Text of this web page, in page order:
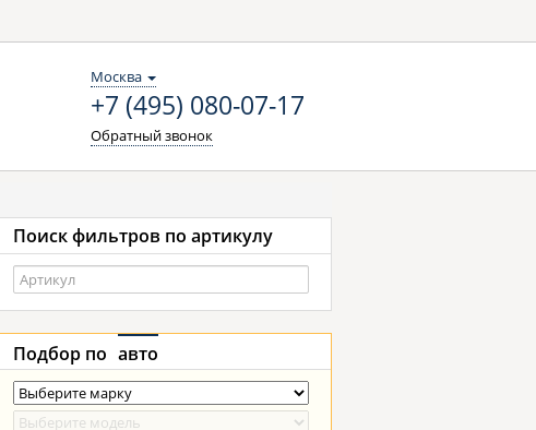
Москва
+7 (495) 080-07-17
Обратный звонок
Поиск фильтров по артикулу
Подбор по авто